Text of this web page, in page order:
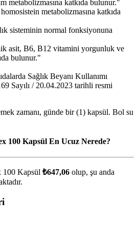
metabolizmasına katkıda bulunur."
metabolizmasına katkıda
sisteminin normal fonksiyonuna
asit, B6, B12 vitamini yorgunluk ve
bulunur."
Sağlık Beyanı Kullanımı
Sayılı / 20.04.2023 tarihli resmi
zamanı, günde bir (1) kapsül. Bol su
100 Kapsül En Ucuz Nerede?
100 Kapsül ₺647,06 olup, şu anda